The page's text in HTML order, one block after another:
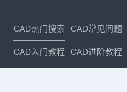
CAD热门搜索 CAD常见问题
CAD入门教程 CAD进阶教程